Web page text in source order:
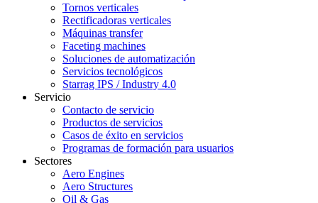
Tornos verticales
Rectificadoras verticales
Máquinas transfer
Faceting machines
Soluciones de automatización
Servicios tecnológicos
Starrag IPS / Industry 4.0
Servicio
Contacto de servicio
Productos de servicios
Casos de éxito en servicios
Programas de formación para usuarios
Sectores
Aero Engines
Aero Structures
Oil & Gas